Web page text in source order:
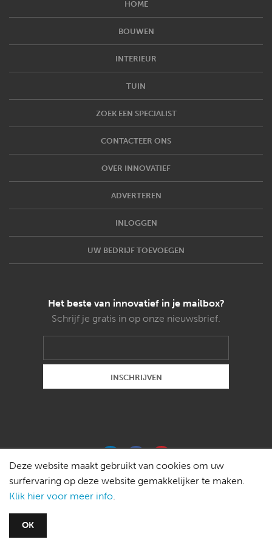
HOME
BOUWEN
INTERIEUR
TUIN
ZOEK EEN SPECIALIST
CONTACTEER ONS
OVER INNOVATIEF
ADVERTEREN
INLOGGEN
UW BEDRIJF TOEVOEGEN
Het beste van innovatief in je mailbox?
Schrijf je gratis in op onze nieuwsbrief.
redactie@innovatief.be
Deze website maakt gebruikt van cookies om uw
surfervaring op deze website gemakkelijker te maken.
Klik hier voor meer info.
OK